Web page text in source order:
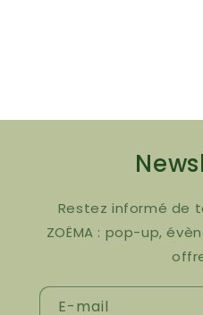
Restez informé de
ZOËMA : pop-up,
E-mail